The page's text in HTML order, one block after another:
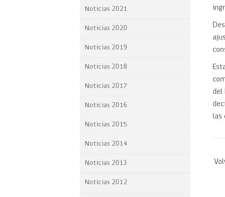
Reportes Ley de
Sé parte de nuestro
Noticias 2021
Noticias 2020
Noticias 2019
Noticias 2018
Noticias 2017
Noticias 2016
Noticias 2015
Noticias 2014
Noticias 2013
Noticias 2012
del
las